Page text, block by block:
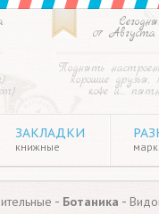
Сегодня
07 Августа
Поднять
хорошие друзья,
кофе и…
ЗАКЛАДКИ
книжные
- Ботаника -